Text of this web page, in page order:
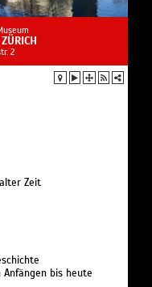
2
Zeit
bis heute